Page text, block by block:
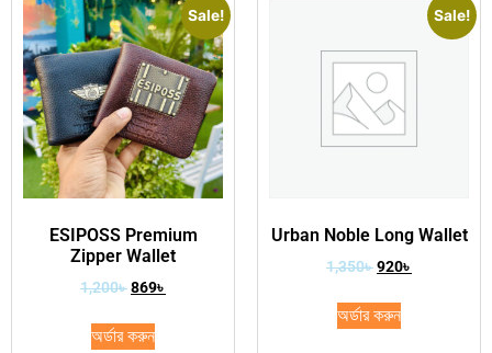
Sale!
ESIPOSS Premium
Zipper Wallet
1,200৳869৳
অর্ডার করুন
Sale!
Urban Noble Long Wallet
1,350৳920৳
অর্ডার করুন